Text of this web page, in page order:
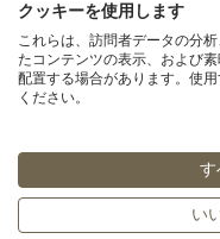
ホテルモン
© Hotel
クッキーを使用します
これらは、訪問者データの分
たコンテンツの表示、および
配置する場合があります。使
ください。
す
い